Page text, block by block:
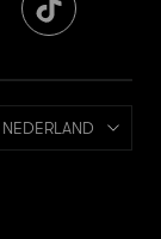
NEDERLAND